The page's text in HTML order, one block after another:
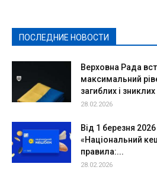
ПОСЛЕДНИЕ НОВОСТИ
Верховна Рада
максимальний
загиблих і
28.02.2026
Від 1 березня
«Національний
правила:...
28.02.2026